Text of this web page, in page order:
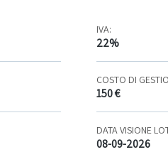
IVA:
22%
COSTO DI
150 €
DATA VISIONE
08-09-2026